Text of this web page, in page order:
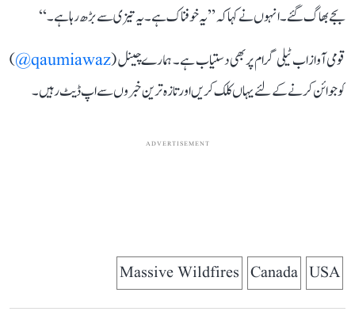
بجے بھاگ گئے۔ انہوں نے کہا کہ ’’یہ خوفناک ہے۔ یہ تیزی سے بڑھ رہا ہے۔‘‘
قومی آواز اب ٹیلی گرام پر بھی دستیاب ہے۔ ہمارے چینل (qaumiawaz@
)
کو جوائن کرنے کے لئے یہاں کلک کریں اور تازہ ترین خبروں سے اپ ڈیٹ رہیں۔
ADVERTISEMENT
USA
Canada
Massive Wildfires